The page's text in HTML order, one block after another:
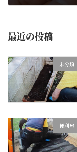
最近の投稿
未分類
便利屋